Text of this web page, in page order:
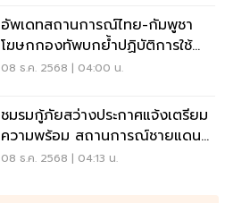
อัพเดทสถานการณ์ไทย-กัมพูชา
โฆษกกองทัพบกย้ำปฏิบัติการใช้
อากาศยานเพื่อป้องกันตนเอง
08 ธ.ค. 2568 | 04:00 น.
ชมรมกู้ภัยสว่างประกาศแจ้งเตรียม
ความพร้อม สถานการณ์ชายแดน
ไทย-กัมพูชา
08 ธ.ค. 2568 | 04:13 น.